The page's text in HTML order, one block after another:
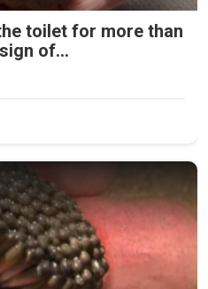
toilet for more than
of...